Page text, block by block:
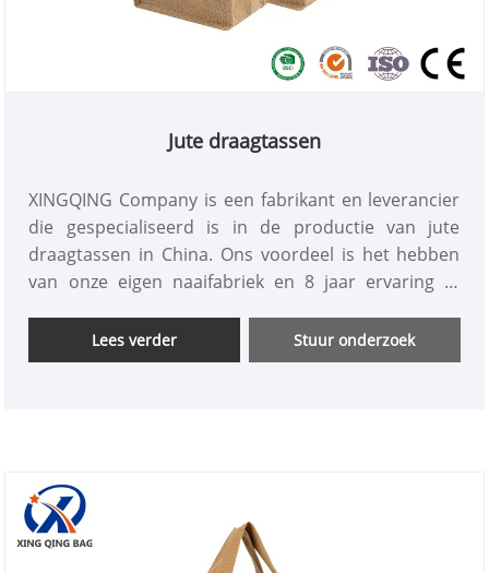
Jute draagtassen
XINGQING Company is een fabrikant en leverancier
die gespecialiseerd is in de productie van jute
draagtassen in China. Ons voordeel is het hebben
van onze eigen naaifabriek en 8 jaar ervaring in
gratis monsters van jute draagtassen en een one-
stop-service voor op maat gemaakte
Lees verder Stuur onderzoek